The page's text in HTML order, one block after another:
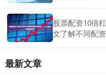
股票配资10倍
文了解不同配
最新文章